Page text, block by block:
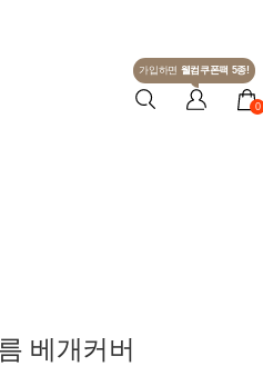
가입하면 웰컴쿠폰팩 5종!
0
베개커버